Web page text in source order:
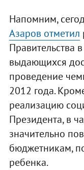
Напомним,
Азаров отметил
Правительства
выдающихся
проведение
2012 года.
реализацию
Президента, в
значительно
бюджетникам,
ребенка.